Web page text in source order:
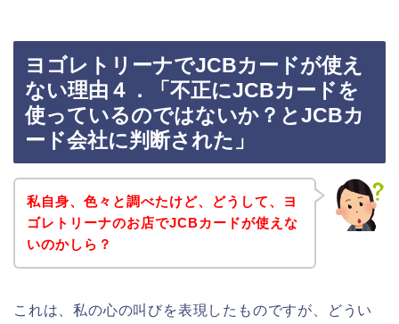
ヨゴレトリーナでJCBカードが使え
ない理由４．「不正にJCBカードを
使っているのではないか？とJCBカ
ード会社に判断された」
私自身、色々と調べたけど、どうして、ヨ
ゴレトリーナのお店でJCBカードが使えな
いのかしら？
これは、私の心の叫びを表現したものですが、どうい